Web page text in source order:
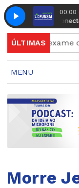
00:00
Manhã
ÚLTIMAS
exame de
MENU
Morre